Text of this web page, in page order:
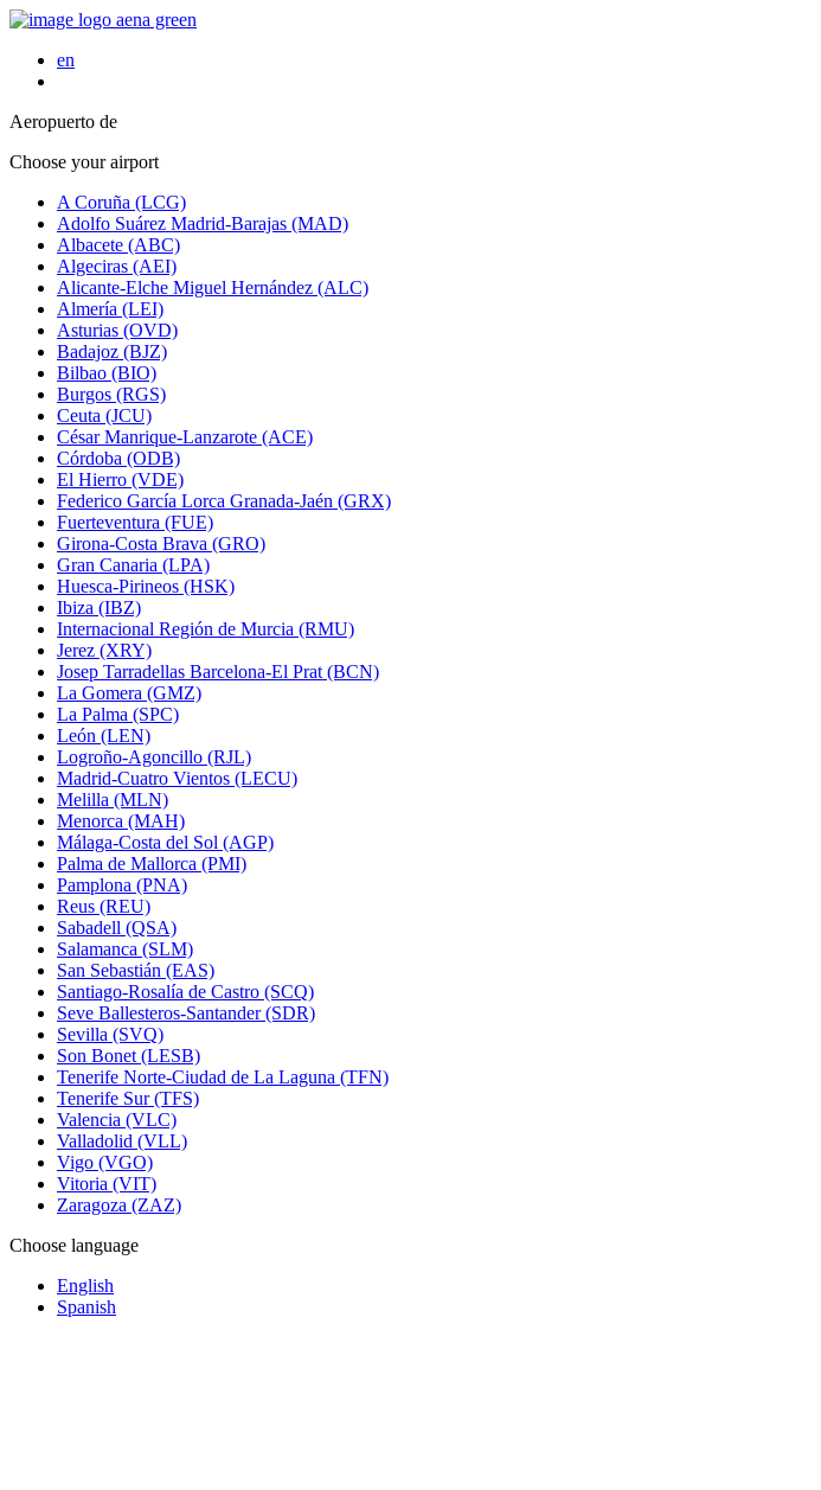
en
Aeropuerto de
Choose your airport
A Coruña (LCG)
Adolfo Suárez Madrid-Barajas (MAD)
Albacete (ABC)
Algeciras (AEI)
Alicante-Elche Miguel Hernández (ALC)
Almería (LEI)
Asturias (OVD)
Badajoz (BJZ)
Bilbao (BIO)
Burgos (RGS)
Ceuta (JCU)
César Manrique-Lanzarote (ACE)
Córdoba (ODB)
El Hierro (VDE)
Federico García Lorca Granada-Jaén (GRX)
Fuerteventura (FUE)
Girona-Costa Brava (GRO)
Gran Canaria (LPA)
Huesca-Pirineos (HSK)
Ibiza (IBZ)
Internacional Región de Murcia (RMU)
Jerez (XRY)
Josep Tarradellas Barcelona-El Prat (BCN)
La Gomera (GMZ)
La Palma (SPC)
León (LEN)
Logroño-Agoncillo (RJL)
Madrid-Cuatro Vientos (LECU)
Melilla (MLN)
Menorca (MAH)
Málaga-Costa del Sol (AGP)
Palma de Mallorca (PMI)
Pamplona (PNA)
Reus (REU)
Sabadell (QSA)
Salamanca (SLM)
San Sebastián (EAS)
Santiago-Rosalía de Castro (SCQ)
Seve Ballesteros-Santander (SDR)
Sevilla (SVQ)
Son Bonet (LESB)
Tenerife Norte-Ciudad de La Laguna (TFN)
Tenerife Sur (TFS)
Valencia (VLC)
Valladolid (VLL)
Vigo (VGO)
Vitoria (VIT)
Zaragoza (ZAZ)
Choose language
English
Spanish